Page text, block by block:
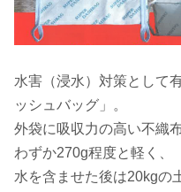
水害（浸水）対策として
ッシュバッグ」。
外袋に吸収力の高い不織
わずか270g程度と軽く、
水を含ませた後は20kgの